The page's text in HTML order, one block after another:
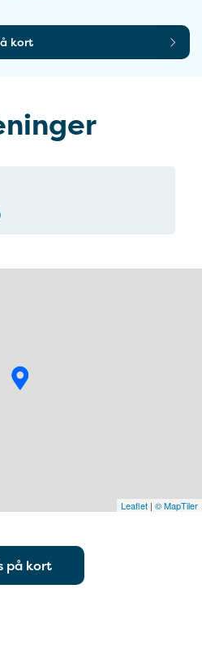
kort
Leaflet | © MapTiler
på kort